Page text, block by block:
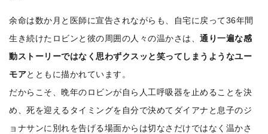
余命は数か月と医師に宣告されながらも、自宅に戻って36年間
生き続けたロビンと彼の周囲の人々の温かさは、通り一遍な感
動ストーリーではなく思わずクスッと笑ってしまうようなユー
モアとともに描かれています。
だからこそ、晩年のロビンが自ら人工呼吸器を止めることを決
め、死を迎えるタイミングを自分で決めてダイアナと息子のジ
ョナサンに別れを告げる場面からは切なさだけではなく温かさ